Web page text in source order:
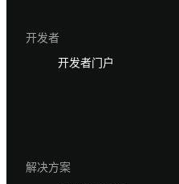
开发者
开发者门户
解决方案